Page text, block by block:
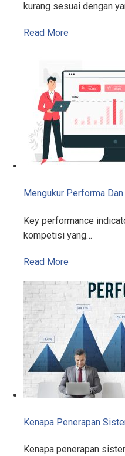
kurang sesuai dengan
Read More
Mengukur Performa
Key performance
kompetisi yang…
Read More
Kenapa Penerapan
Kenapa penerapan